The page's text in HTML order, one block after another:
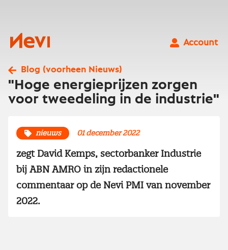
Nevi
Account
Blog (voorheen Nieuws)
"Hoge energieprijzen zorgen
voor tweedeling in de industrie"
nieuws 01 december 2022
zegt David Kemps, sectorbanker Industrie
bij ABN AMRO in zijn redactionele
commentaar op de Nevi PMI van november
2022.